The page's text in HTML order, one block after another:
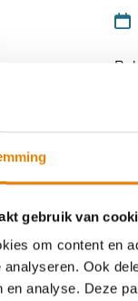
gebruik van
om content en
Ook
en analyse. Deze